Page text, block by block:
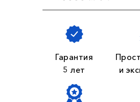
Гарантия
5 лет
и